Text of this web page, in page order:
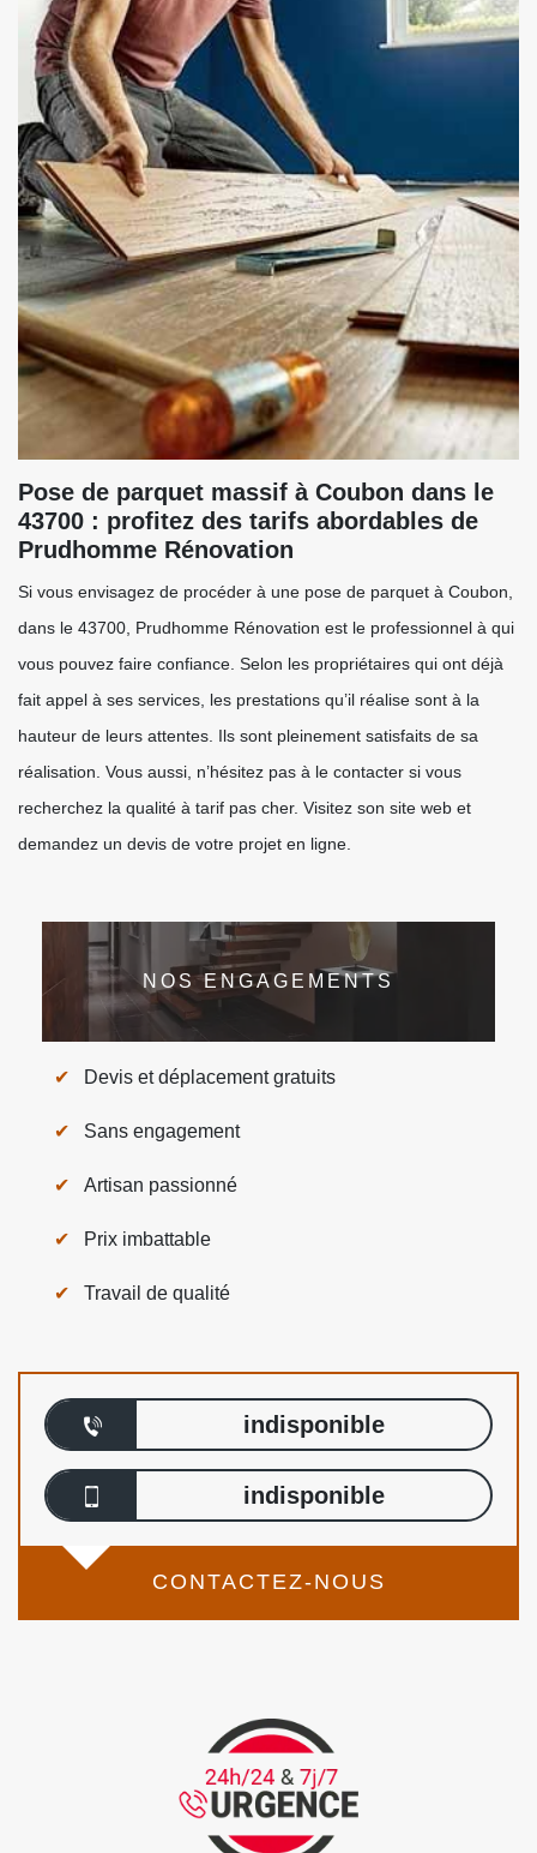
Pose de parquet massif à Coubon dans le
43700 : profitez des tarifs abordables de
Prudhomme Rénovation
Si vous envisagez de procéder à une pose de parquet à Coubon,
dans le 43700, Prudhomme Rénovation est le professionnel à qui
vous pouvez faire confiance. Selon les propriétaires qui ont déjà
fait appel à ses services, les prestations qu’il réalise sont à la
hauteur de leurs attentes. Ils sont pleinement satisfaits de sa
réalisation. Vous aussi, n’hésitez pas à le contacter si vous
recherchez la qualité à tarif pas cher. Visitez son site web et
demandez un devis de votre projet en ligne.
NOS ENGAGEMENTS
Devis et déplacement gratuits
Sans engagement
Artisan passionné
Prix imbattable
Travail de qualité
indisponible
indisponible
CONTACTEZ-NOUS